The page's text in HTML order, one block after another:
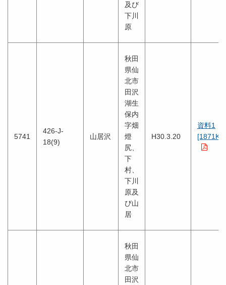
及び
下川
原
5741
426-J-
18(9)
山居沢
秋田
県仙
北市
田沢
湖生
保内
字畑
燈
尻、
下
村、
下川
原及
び山
居
H30.3.20
資料1
[1871KB]
秋田
県仙
北市
田沢